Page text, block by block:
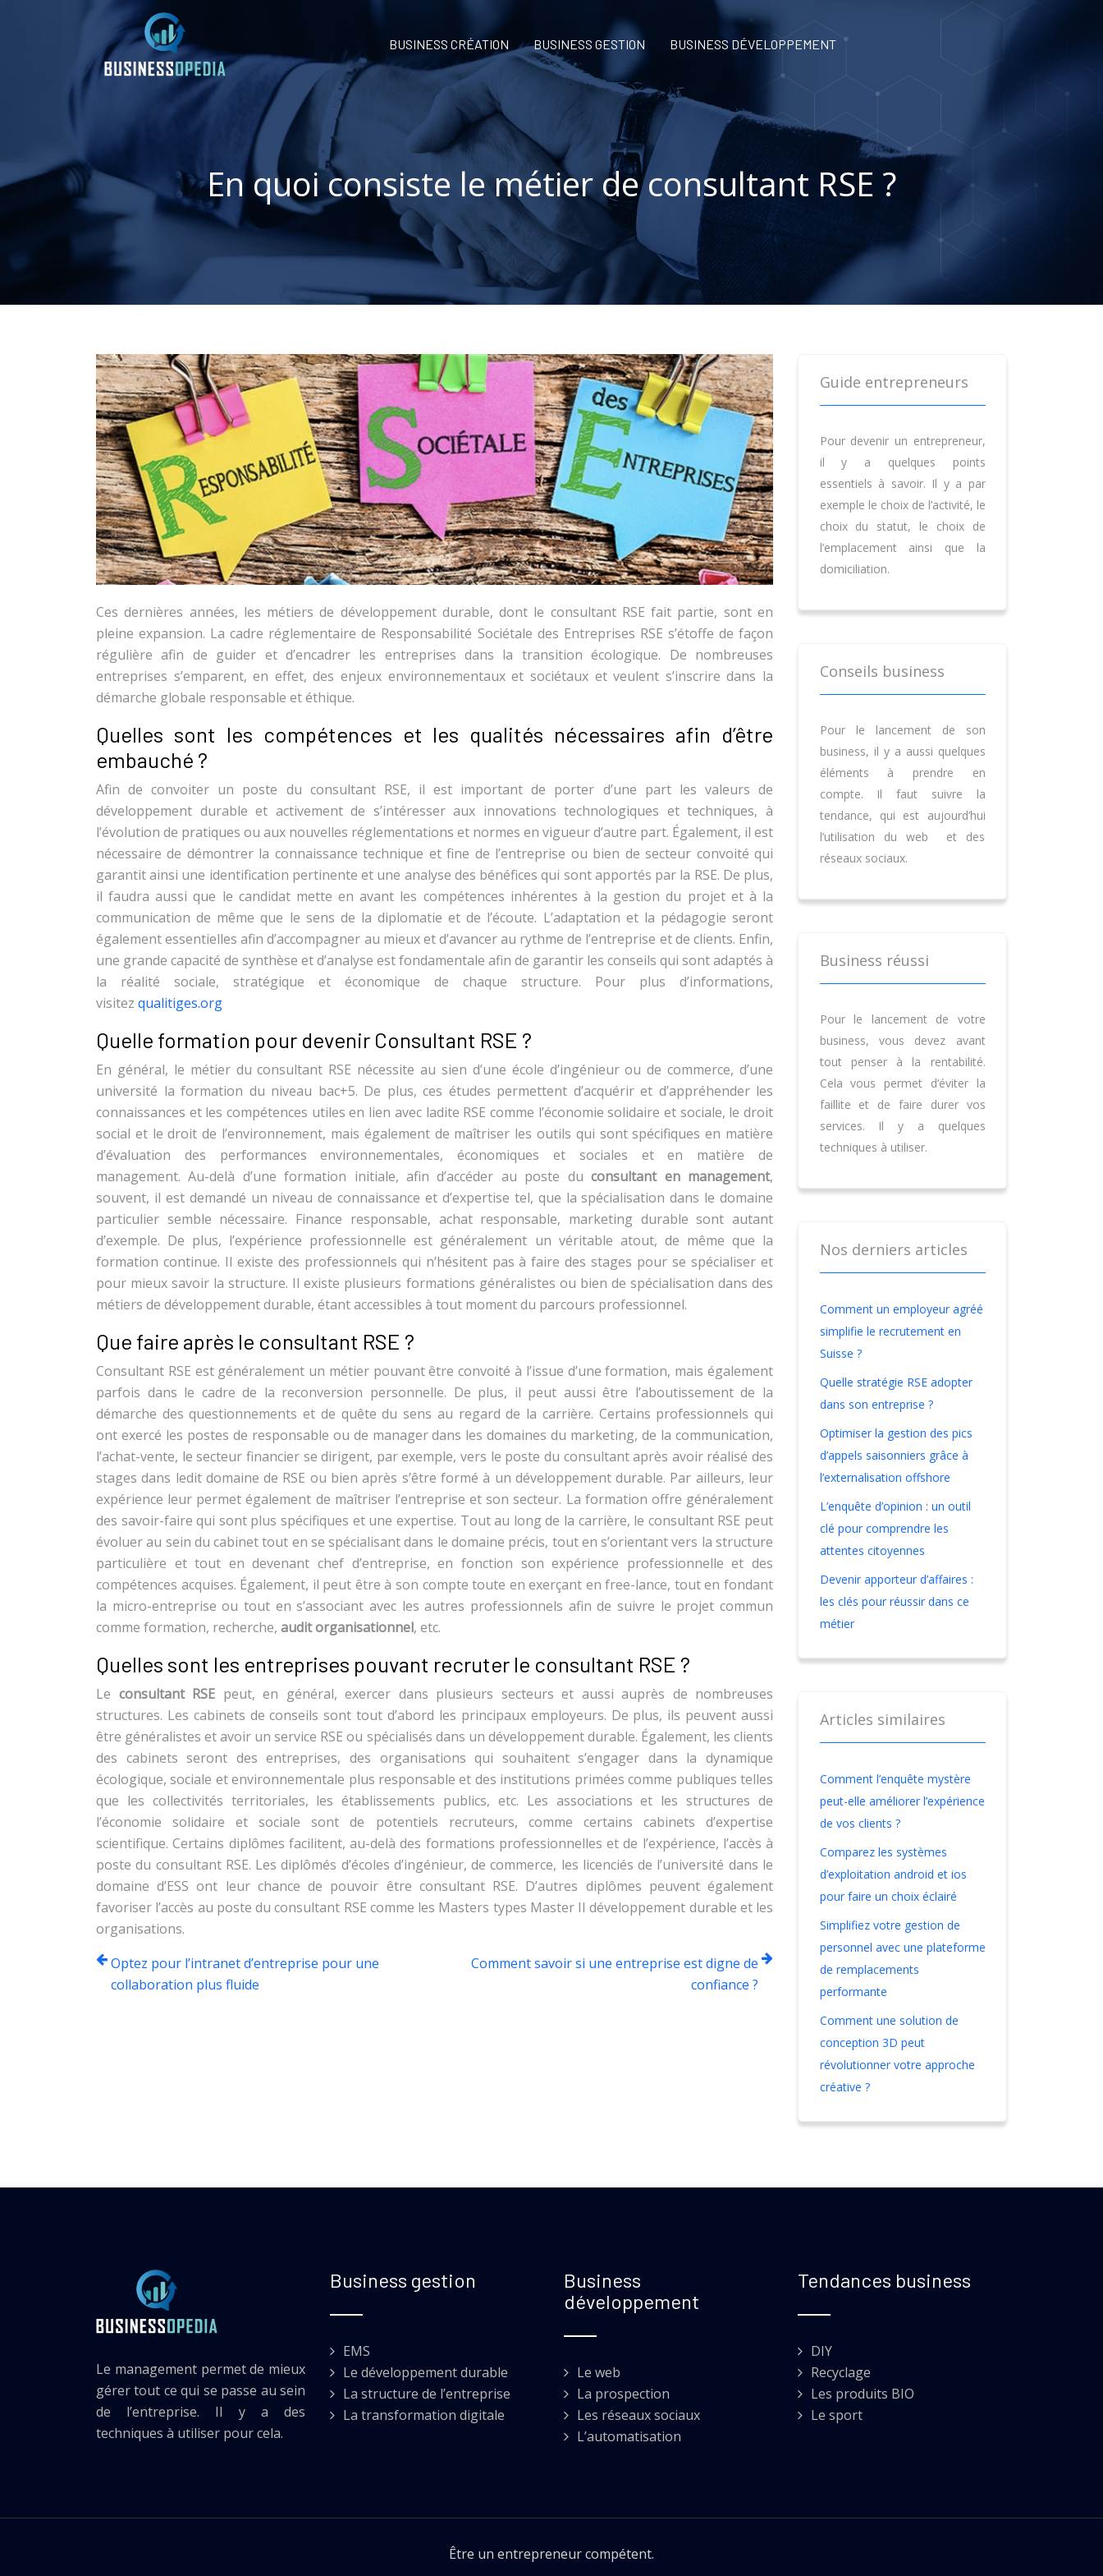
BUSINESS CRÉATION BUSINESS GESTION BUSINESS DÉVELOPPEMENT
En quoi consiste le métier de consultant RSE ?
Ces dernières années, les métiers de développement durable, dont le consultant RSE fait partie, sont en
pleine expansion. La cadre réglementaire de Responsabilité Sociétale des Entreprises RSE s’étoffe de façon
régulière afin de guider et d’encadrer les entreprises dans la transition écologique. De nombreuses
entreprises s’emparent, en effet, des enjeux environnementaux et sociétaux et veulent s’inscrire dans la
démarche globale responsable et éthique.
Quelles sont les compétences et les qualités nécessaires afin d’être
embauché ?
Afin de convoiter un poste du consultant RSE, il est important de porter d’une part les valeurs de
développement durable et activement de s’intéresser aux innovations technologiques et techniques, à
l’évolution de pratiques ou aux nouvelles réglementations et normes en vigueur d’autre part. Également, il est
nécessaire de démontrer la connaissance technique et fine de l’entreprise ou bien de secteur convoité qui
garantit ainsi une identification pertinente et une analyse des bénéfices qui sont apportés par la RSE. De plus,
il faudra aussi que le candidat mette en avant les compétences inhérentes à la gestion du projet et à la
communication de même que le sens de la diplomatie et de l’écoute. L’adaptation et la pédagogie seront
également essentielles afin d’accompagner au mieux et d’avancer au rythme de l’entreprise et de clients. Enfin,
une grande capacité de synthèse et d’analyse est fondamentale afin de garantir les conseils qui sont adaptés à
la réalité sociale, stratégique et économique de chaque structure. Pour plus d’informations,
visitez qualitiges.org
Quelle formation pour devenir Consultant RSE ?
En général, le métier du consultant RSE nécessite au sien d’une école d’ingénieur ou de commerce, d’une
université la formation du niveau bac+5. De plus, ces études permettent d’acquérir et d’appréhender les
connaissances et les compétences utiles en lien avec ladite RSE comme l’économie solidaire et sociale, le droit
social et le droit de l’environnement, mais également de maîtriser les outils qui sont spécifiques en matière
d’évaluation des performances environnementales, économiques et sociales et en matière de
management. Au-delà d’une formation initiale, afin d’accéder au poste duconsultant en management,
souvent, il est demandé un niveau de connaissance et d’expertise tel, que la spécialisation dans le domaine
particulier semble nécessaire. Finance responsable, achat responsable, marketing durable sont autant
d’exemple. De plus, l’expérience professionnelle est généralement un véritable atout, de même que la
formation continue. Il existe des professionnels qui n’hésitent pas à faire des stages pour se spécialiser et
pour mieux savoir la structure. Il existe plusieurs formations généralistes ou bien de spécialisation dans des
métiers de développement durable, étant accessibles à tout moment du parcours professionnel.
Que faire après le consultant RSE ?
Consultant RSE est généralement un métier pouvant être convoité à l’issue d’une formation, mais également
parfois dans le cadre de la reconversion personnelle. De plus, il peut aussi être l’aboutissement de la
démarche des questionnements et de quête du sens au regard de la carrière. Certains professionnels qui
ont exercé les postes de responsable ou de manager dans les domaines du marketing, de la communication,
l’achat-vente, le secteur financier se dirigent, par exemple, vers le poste du consultant après avoir réalisé des
stages dans ledit domaine de RSE ou bien après s’être formé à un développement durable. Par ailleurs, leur
expérience leur permet également de maîtriser l’entreprise et son secteur. La formation offre généralement
des savoir-faire qui sont plus spécifiques et une expertise. Tout au long de la carrière, le consultant RSE peut
évoluer au sein du cabinet tout en se spécialisant dans le domaine précis, tout en s’orientant vers la structure
particulière et tout en devenant chef d’entreprise, en fonction son expérience professionnelle et des
compétences acquises. Également, il peut être à son compte toute en exerçant en free-lance, tout en fondant
la micro-entreprise ou tout en s’associant avec les autres professionnels afin de suivre le projet commun
comme formation, recherche, audit organisationnel, etc.
Quelles sont les entreprises pouvant recruter le consultant RSE ?
Le consultant RSE peut, en général, exercer dans plusieurs secteurs et aussi auprès de nombreuses
structures. Les cabinets de conseils sont tout d’abord les principaux employeurs. De plus, ils peuvent aussi
être généralistes et avoir un service RSE ou spécialisés dans un développement durable. Également, les clients
des cabinets seront des entreprises, des organisations qui souhaitent s’engager dans la dynamique
écologique, sociale et environnementale plus responsable et des institutions primées comme publiques telles
que les collectivités territoriales, les établissements publics, etc. Les associations et les structures de
l’économie solidaire et sociale sont de potentiels recruteurs, comme certains cabinets d’expertise
scientifique. Certains diplômes facilitent, au-delà des formations professionnelles et de l’expérience, l’accès à
poste du consultant RSE. Les diplômés d’écoles d’ingénieur, de commerce, les licenciés de l’université dans le
domaine d’ESS ont leur chance de pouvoir être consultant RSE. D’autres diplômes peuvent également
favoriser l’accès au poste du consultant RSE comme les Masters types Master II développement durable et les
organisations.
Optez pour l’intranet d’entreprise pour une
collaboration plus fluide
Comment savoir si une entreprise est digne de
confiance ?
Guide entrepreneurs
Pour devenir un entrepreneur,
il y a quelques points
essentiels à savoir. Il y a par
exemple le choix de l’activité, le
choix du statut, le choix de
l’emplacement ainsi que la
domiciliation.
Conseils business
Pour le lancement de son
business, il y a aussi quelques
éléments à prendre en
compte. Il faut suivre la
tendance, qui est aujourd’hui
l’utilisation du web et des
réseaux sociaux.
Business réussi
Pour le lancement de votre
business, vous devez avant
tout penser à la rentabilité.
Cela vous permet d’éviter la
faillite et de faire durer vos
services. Il y a quelques
techniques à utiliser.
Nos derniers articles
Comment un employeur agréé
simplifie le recrutement en
Suisse ?
Quelle stratégie RSE adopter
dans son entreprise ?
Optimiser la gestion des pics
d’appels saisonniers grâce à
l’externalisation offshore
L’enquête d’opinion : un outil
clé pour comprendre les
attentes citoyennes
Devenir apporteur d’affaires :
les clés pour réussir dans ce
métier
Articles similaires
Comment l’enquête mystère
peut-elle améliorer l’expérience
de vos clients ?
Comparez les systèmes
d’exploitation android et ios
pour faire un choix éclairé
Simplifiez votre gestion de
personnel avec une plateforme
de remplacements
performante
Comment une solution de
conception 3D peut
révolutionner votre approche
créative ?
Le management permet de mieux
gérer tout ce qui se passe au sein
de l’entreprise. Il y a des
techniques à utiliser pour cela.
Business gestion
EMS
Le développement durable
La structure de l’entreprise
La transformation digitale
Business
développement
Le web
La prospection
Les réseaux sociaux
L’automatisation
Tendances business
DIY
Recyclage
Les produits BIO
Le sport
Être un entrepreneur compétent.